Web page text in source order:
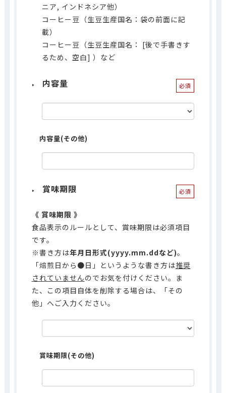
ニア, インドネシア他）
コーヒー豆（生豆生産国名：袋の前面に記
載）
コーヒー豆（生豆生産国名： [後で手書きす
るため、空白] ）など
内容量 必須
内容量(その他)
賞味期限 必須
賞味期限
食品表示のルールとして、賞味期限は必須項目
です。
※書き方は年月日形式(yyyy.mm.ddなど)。
「焙煎日から●日」というような書き方は推奨
されていませんのでお気を付けください。ま
た、この項目自体を削除する場合は、「その
他」へご入力ください。
賞味期限(その他)